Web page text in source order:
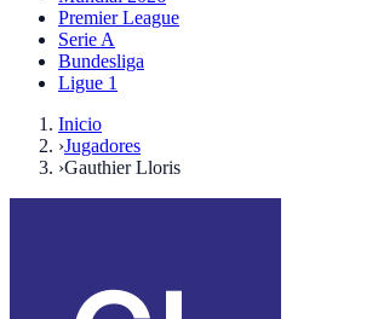
Premier League
Serie A
Bundesliga
Ligue 1
Inicio
›Jugadores
›Gauthier Lloris